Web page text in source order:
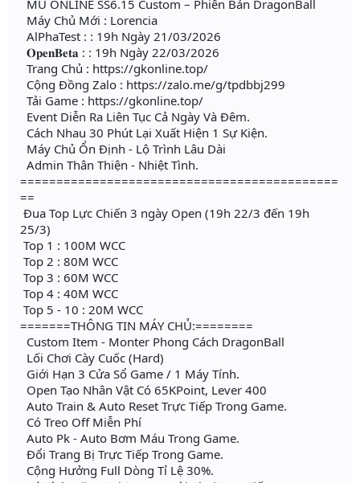
MU ONLINE SS6.15 Custom – Phiên Bản DragonBall
Máy Chủ Mới : Lorencia
AlPhaTest : : 19h Ngày 21/03/2026
𝐎𝐩𝐞𝐧𝐁𝐞𝐭𝐚 : : 19h Ngày 22/03/2026
Trang Chủ : https://gkonline.top/
Cộng Đồng Zalo : https://zalo.me/g/tpdbbj299
Tải Game : https://gkonline.top/
Event Diễn Ra Liên Tục Cả Ngày Và Đêm.
Cách Nhau 30 Phút Lại Xuất Hiện 1 Sự Kiện.
Máy Chủ Ổn Định - Lộ Trình Lâu Dài
Admin Thân Thiện - Nhiệt Tình.
============================================
==
Đua Top Lực Chiến 3 ngày Open (19h 22/3 đến 19h
25/3)
Top 1 : 100M WCC
Top 2 : 80M WCC
Top 3 : 60M WCC
Top 4 : 40M WCC
Top 5 - 10 : 20M WCC
=======THÔNG TIN MÁY CHỦ:========
Custom Item - Monter Phong Cách DragonBall
Lối Chơi Cày Cuốc (Hard)
Giới Hạn 3 Cửa Sổ Game / 1 Máy Tính.
Open Tạo Nhân Vật Có 65KPoint, Lever 400
Auto Train & Auto Reset Trực Tiếp Trong Game.
Có Treo Off Miễn Phí
Auto Pk - Auto Bơm Máu Trong Game.
Đổi Trang Bị Trực Tiếp Trong Game.
Cộng Hưởng Full Dòng Tỉ Lệ 30%.